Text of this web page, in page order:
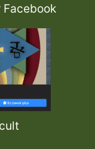
Facebook